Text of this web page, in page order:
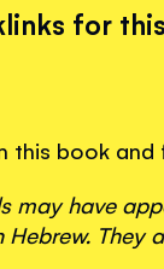
for
this book
may have
They